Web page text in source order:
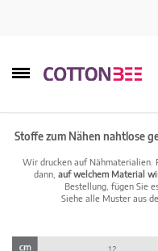
Stoffe zum Nähen nahtlose
Wir drucken auf Nähmaterialien.
dann, auf welchem Material
Bestellung, fügen Sie
Siehe alle Muster aus